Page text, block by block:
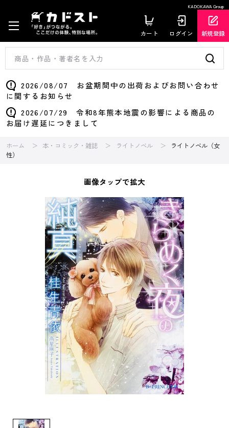
KADOKAWA Group
カート ログイン 新規登録
2026/08/07 お盆期間中の出荷およびお問い合わせ
に関するお知らせ
2026/07/29 令和8年熊本地震の影響による商品の
お届け遅延につきまして
ホーム 本・コミック・雑誌 ライトノベル
ライトノベル（女
性）
画像タップで拡大